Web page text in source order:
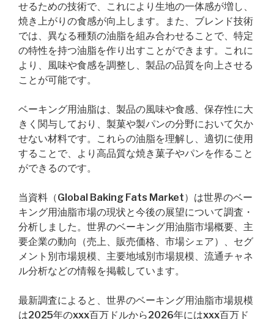
せるための技術で、これにより生地の一体感が増し、
焼き上がりの食感が向上します。また、ブレンド技術
では、異なる種類の油脂を組み合わせることで、特定
の特性を持つ油脂を作り出すことができます。これに
より、風味や食感を調整し、製品の品質を向上させる
ことが可能です。
ベーキング用油脂は、製品の風味や食感、保存性に大
きく関与しており、製菓や製パンの分野において欠か
せない材料です。これらの油脂を理解し、適切に使用
することで、より高品質な焼き菓子やパンを作ること
ができるのです。
当資料（Global Baking Fats Market）は世界のベー
キング用油脂市場の現状と今後の展望について調査・
分析しました。世界のベーキング用油脂市場概要、主
要企業の動向（売上、販売価格、市場シェア）、セグ
メント別市場規模、主要地域別市場規模、流通チャネ
ル分析などの情報を掲載しています。
最新調査によると、世界のベーキング用油脂市場規模
は2025年のxxx百万ドルから2026年にはxxx百万ド